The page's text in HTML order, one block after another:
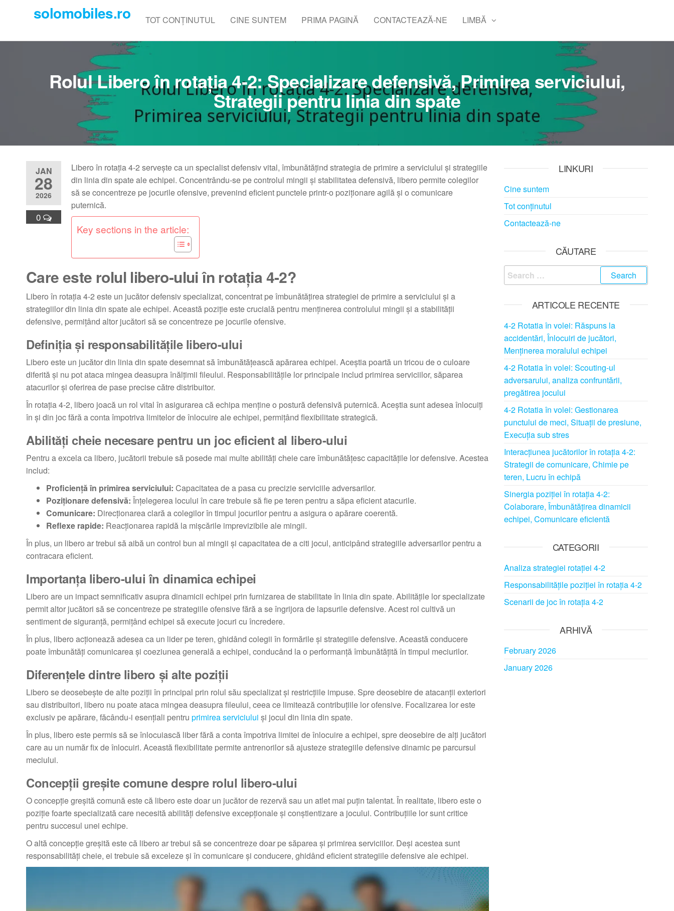
content
solomobiles.ro TOT CONȚINUTUL CINE SUNTEM PRIMA PAGINĂ CONTACTEAZĂ-NE LIMBĂ
Rolul Libero în rotația 4-2: Specializare defensivă, Primirea serviciului,
Strategii pentru linia din spate
JAN
28
2026
0
Libero în rotația 4-2 servește ca un specialist defensiv vital, îmbunătățind strategia de primire a serviciului și strategiile
din linia din spate ale echipei. Concentrându-se pe controlul mingii și stabilitatea defensivă, libero permite colegilor
să se concentreze pe jocurile ofensive, prevenind eficient punctele printr-o poziționare agilă și o comunicare
puternică.
Key sections in the article:
Care este rolul libero-ului în rotația 4-2?
Libero în rotația 4-2 este un jucător defensiv specializat, concentrat pe îmbunătățirea strategiei de primire a serviciului și a
strategiilor din linia din spate ale echipei. Această poziție este crucială pentru menținerea controlului mingii și a stabilității
defensive, permițând altor jucători să se concentreze pe jocurile ofensive.
Definiția și responsabilitățile libero-ului
Libero este un jucător din linia din spate desemnat să îmbunătățească apărarea echipei. Aceștia poartă un tricou de o culoare
diferită și nu pot ataca mingea deasupra înălțimii fileului. Responsabilitățile lor principale includ primirea serviciilor, săparea
atacurilor și oferirea de pase precise către distribuitor.
În rotația 4-2, libero joacă un rol vital în asigurarea că echipa menține o postură defensivă puternică. Aceștia sunt adesea înlocuiți
în și din joc fără a conta împotriva limitelor de înlocuire ale echipei, permițând flexibilitate strategică.
Abilități cheie necesare pentru un joc eficient al libero-ului
Pentru a excela ca libero, jucătorii trebuie să posede mai multe abilități cheie care îmbunătățesc capacitățile lor defensive. Acestea
includ:
Proficiență în primirea serviciului: Capacitatea de a pasa cu precizie serviciile adversarilor.
Poziționare defensivă: Înțelegerea locului în care trebuie să fie pe teren pentru a săpa eficient atacurile.
Comunicare: Direcționarea clară a colegilor în timpul jocurilor pentru a asigura o apărare coerentă.
Reflexe rapide: Reacționarea rapidă la mișcările imprevizibile ale mingii.
În plus, un libero ar trebui să aibă un control bun al mingii și capacitatea de a citi jocul, anticipând strategiile adversarilor pentru a
contracara eficient.
Importanța libero-ului în dinamica echipei
Libero are un impact semnificativ asupra dinamicii echipei prin furnizarea de stabilitate în linia din spate. Abilitățile lor specializate
permit altor jucători să se concentreze pe strategiile ofensive fără a se îngrijora de lapsurile defensive. Acest rol cultivă un
sentiment de siguranță, permițând echipei să execute jocuri cu încredere.
În plus, libero acționează adesea ca un lider pe teren, ghidând colegii în formările și strategiile defensive. Această conducere
poate îmbunătăți comunicarea și coeziunea generală a echipei, conducând la o performanță îmbunătățită în timpul meciurilor.
Diferențele dintre libero și alte poziții
Libero se deosebește de alte poziții în principal prin rolul său specializat și restricțiile impuse. Spre deosebire de atacanții exteriori
sau distribuitori, libero nu poate ataca mingea deasupra fileului, ceea ce limitează contribuțiile lor ofensive. Focalizarea lor este
exclusiv pe apărare, făcându-i esențiali pentru primirea serviciului și jocul din linia din spate.
În plus, libero este permis să se înlocuiască liber fără a conta împotriva limitei de înlocuire a echipei, spre deosebire de alți jucători
care au un număr fix de înlocuiri. Această flexibilitate permite antrenorilor să ajusteze strategiile defensive dinamic pe parcursul
meciului.
Concepții greșite comune despre rolul libero-ului
O concepție greșită comună este că libero este doar un jucător de rezervă sau un atlet mai puțin talentat. În realitate, libero este o
poziție foarte specializată care necesită abilități defensive excepționale și conștientizare a jocului. Contribuțiile lor sunt critice
pentru succesul unei echipe.
O altă concepție greșită este că libero ar trebui să se concentreze doar pe săparea și primirea serviciilor. Deși acestea sunt
responsabilități cheie, ei trebuie să exceleze și în comunicare și conducere, ghidând eficient strategiile defensive ale echipei.
LINKURI
Cine suntem
Tot conținutul
Contactează-ne
CĂUTARE
Search
for:
ARTICOLE RECENTE
4-2 Rotatia în volei: Răspuns la
accidentări, Înlocuiri de jucători,
Menținerea moralului echipei
4-2 Rotatia în volei: Scouting-ul
adversarului, analiza confruntării,
pregătirea jocului
4-2 Rotatia în volei: Gestionarea
punctului de meci, Situații de presiune,
Execuția sub stres
Interacțiunea jucătorilor în rotația 4-2:
Strategii de comunicare, Chimie pe
teren, Lucru în echipă
Sinergia poziției în rotația 4-2:
Colaborare, Îmbunătățirea dinamicii
echipei, Comunicare eficientă
CATEGORII
Analiza strategiei rotației 4-2
Responsabilitățile poziției în rotația 4-2
Scenarii de joc în rotația 4-2
ARHIVĂ
February 2026
January 2026